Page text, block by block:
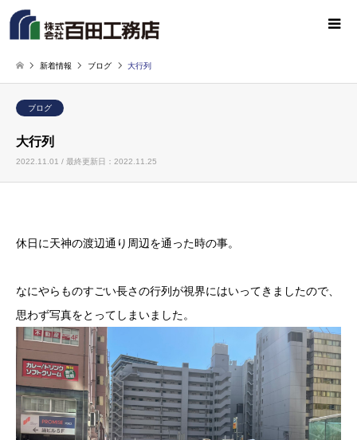
新着情報 ブログ 大行列
ブログ
大行列
2022.11.01 / 最終更新日：2022.11.25
休日に天神の渡辺通り周辺を通った時の事。
なにやらものすごい長さの行列が視界にはいってきましたので、
思わず写真をとってしまいました。